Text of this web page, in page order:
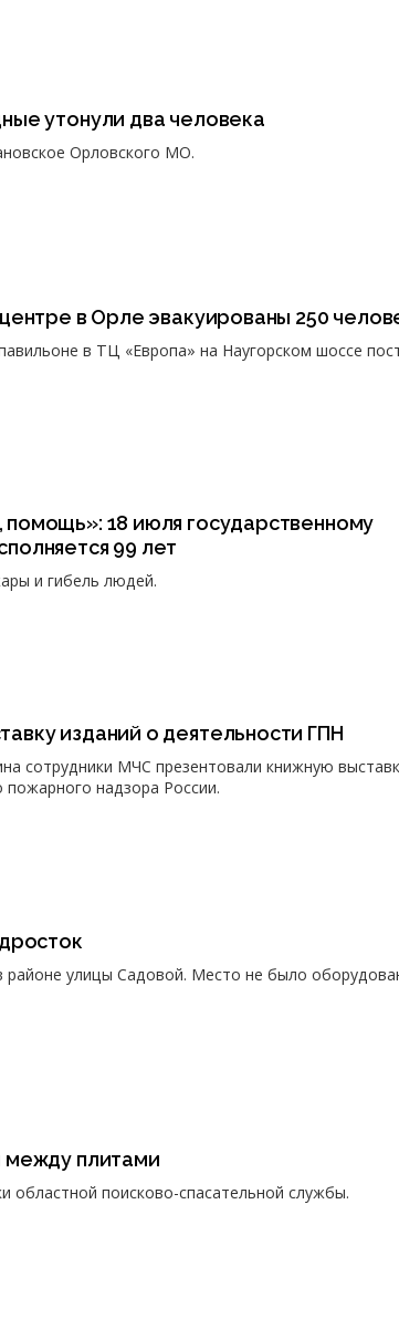
утонули два человека
Орловского МО.
в Орле эвакуированы 250
в ТЦ «Европа» на Наугорском шоссе
18 июля государственному
99 лет
и гибель людей.
изданий о деятельности ГПН
сотрудники МЧС презентовали книжную
надзора России.
районе улицы Садовой. Место не было
между плитами
областной поисково-спасательной службы.